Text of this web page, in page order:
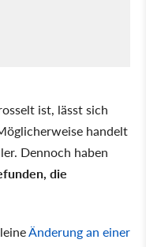
ist, lässt sich
handelt
Dennoch haben
die
Änderung an einer